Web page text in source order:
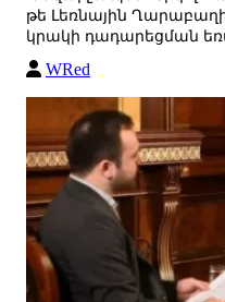
թե Լեռնային
կրակի դադարեցման
WRed